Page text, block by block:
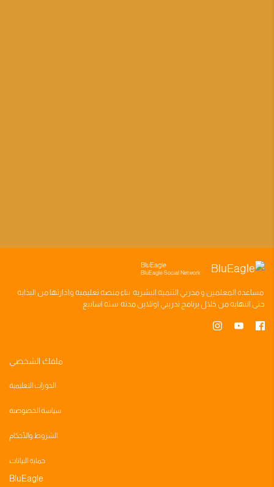
BluEagle
BluEagle Social Network
مساعده المعلمين ومدربي التنميه البشريه بناءمنصه تعليميه وادارتها من البدايه
حتى النهايه من خلال برنامج تدريبي اونلاين مدته سته اسابيع
ملفك الشخصي
الدورات التعليمية
سياسة الخصوصية
الشروط والأحكام
حماية البيانات
BluEagle